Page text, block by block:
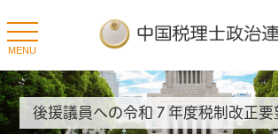
toggle
navigation
MENU
後援議員への令和７年度税制改正